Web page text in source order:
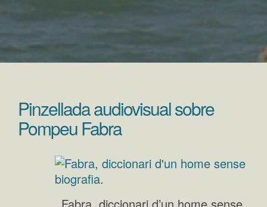
Pinzellada audiovisual sobre
Pompeu Fabra